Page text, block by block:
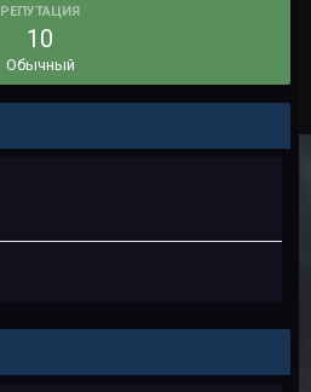
РЕПУТАЦИЯ
10
Обычный